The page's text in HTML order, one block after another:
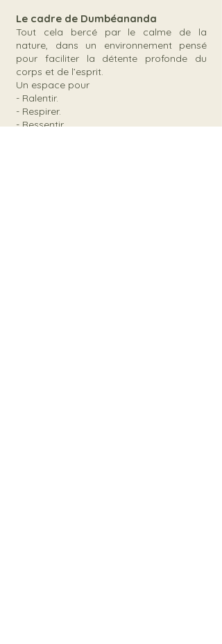
Le cadre de Dumbéananda
Tout cela bercé par le calme de la
nature, dans un environnement pensé
pour faciliter la détente profonde du
corps et de l’esprit.
Un espace pour
- Ralentir.
- Respirer.
- Ressentir.